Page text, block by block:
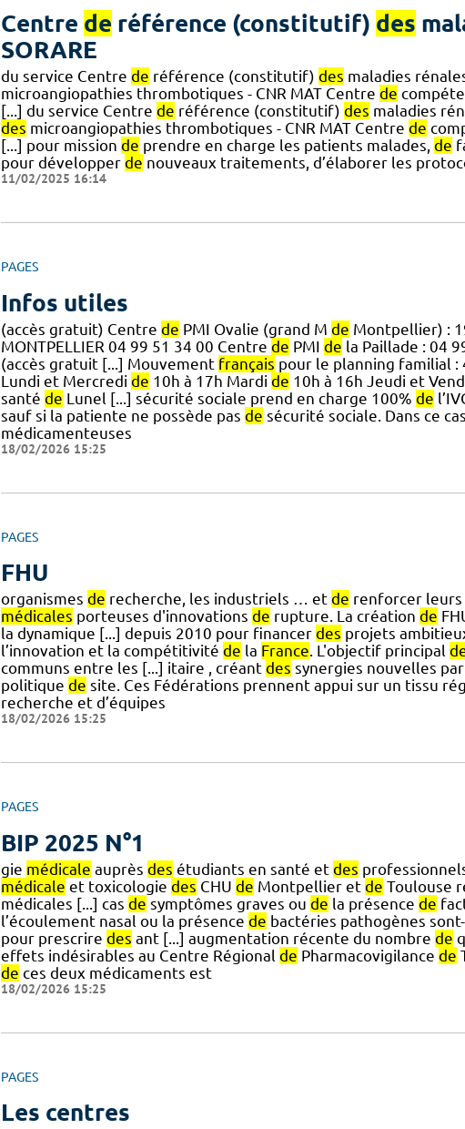
Centre de référence (constitutif) des
SORARE
du service Centre de référence (constitutif) des maladies
microangiopathies thrombotiques - CNR MAT Centre de
[...] du service Centre de référence (constitutif) des maladies
des microangiopathies thrombotiques - CNR MAT Centre de
[...] pour mission de prendre en charge les patients malades, de
pour développer de nouveaux traitements, d’élaborer les
11/02/2025 16:14
PAGES
Infos utiles
(accès gratuit) Centre de PMI Ovalie (grand M de Montpellier) :
MONTPELLIER 04 99 51 34 00 Centre de PMI de la Paillade : 04
(accès gratuit [...] Mouvement français pour le planning familial
Lundi et Mercredi de 10h à 17h Mardi de 10h à 16h Jeudi et
santé de Lunel [...] sécurité sociale prend en charge 100% de
sauf si la patiente ne possède pas de sécurité sociale. Dans ce
médicamenteuses
18/02/2026 15:25
PAGES
FHU
organismes de recherche, les industriels … et de renforcer
médicales porteuses d'innovations de rupture. La création de
la dynamique [...] depuis 2010 pour financer des projets
l’innovation et la compétitivité de la France. L'objectif principal
communs entre les [...] itaire , créant des synergies nouvelles
politique de site. Ces Fédérations prennent appui sur un tissu
recherche et d’équipes
18/02/2026 15:25
PAGES
BIP 2025 N°1
gie médicale auprès des étudiants en santé et des
médicale et toxicologie des CHU de Montpellier et de Toulouse
médicales [...] cas de symptômes graves ou de la présence de
l’écoulement nasal ou la présence de bactéries pathogènes
pour prescrire des ant [...] augmentation récente du nombre de
effets indésirables au Centre Régional de Pharmacovigilance de
de ces deux médicaments est
18/02/2026 15:25
PAGES
Les centres